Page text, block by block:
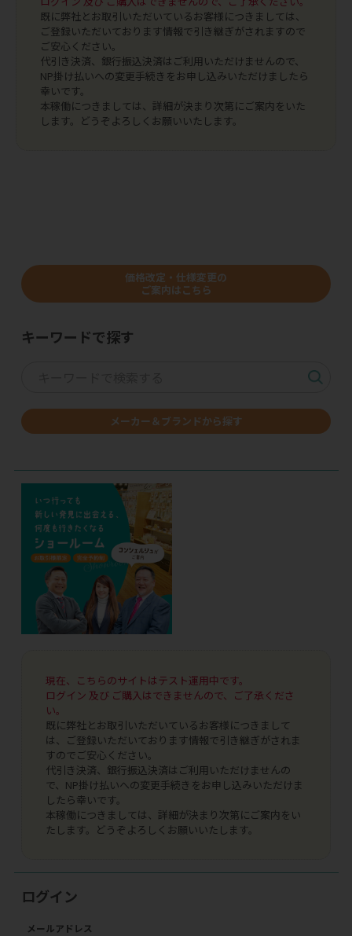
既に弊社とお取引いただいているお客様につきましては、
ご登録いただいております情報で引き継ぎがされますので
ご安心ください。
代引き決済、銀行振込決済はご利用いただけませんので、
NP掛け払いへの変更手続きをお申し込みいただけましたら
幸いです。
本稼働につきましては、詳細が決まり次第にご案内をいた
します。どうぞよろしくお願いいたします。
価格改定・仕様変更の
ご案内はこちら
キーワードで探す
メーカー＆ブランドから探す
現在、こちらのサイトはテスト運用中です。
ログイン 及び ご購入はできませんので、ご了承くださ
い。
既に弊社とお取引いただいているお客様につきまして
は、ご登録いただいております情報で引き継ぎがされま
すのでご安心ください。
代引き決済、銀行振込決済はご利用いただけませんの
で、NP掛け払いへの変更手続きをお申し込みいただけま
したら幸いです。
本稼働につきましては、詳細が決まり次第にご案内をい
たします。どうぞよろしくお願いいたします。
ログイン
メールアドレス